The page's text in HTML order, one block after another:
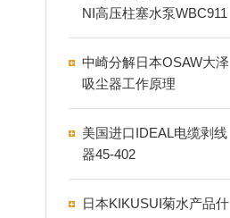
NI高压柱塞水泵WBC911
中崎分解日本OSAW大泽
吸尘器工作原理
美国进口IDEAL电缆剥线
器​45-402
日本KIKUSUI菊水产品什